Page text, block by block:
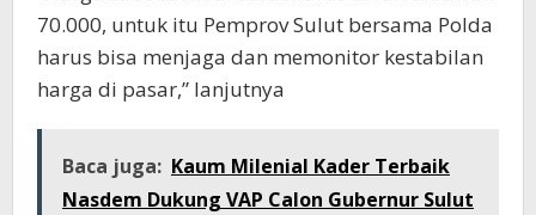
70.000, untuk itu Pemprov Sulut bersama Polda
harus bisa menjaga dan memonitor kestabilan
harga di pasar,” lanjutnya
Baca juga: Kaum Milenial Kader Terbaik
Nasdem Dukung VAP Calon Gubernur Sulut